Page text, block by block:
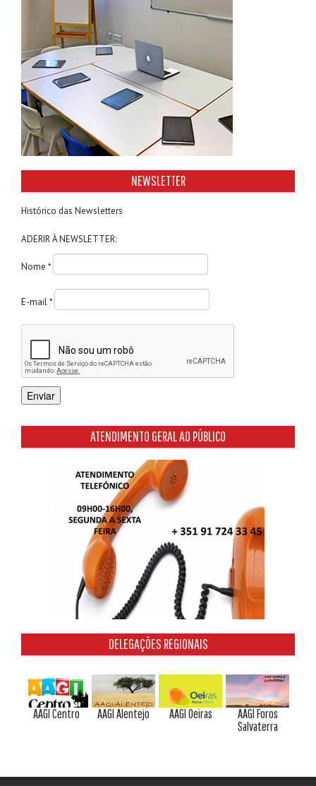
NEWSLETTER
Histórico das Newsletters
ADERIR À NEWSLETTER:
Nome *
E-mail *
ATENDIMENTO GERAL AO PÚBLICO
DELEGAÇÕES REGIONAIS
AAGI Centro AAGI Alentejo AAGI Oeiras
AAGI Foros
Salvaterra